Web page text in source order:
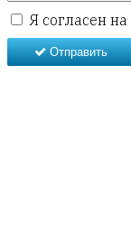
Я согласен на
Отправить